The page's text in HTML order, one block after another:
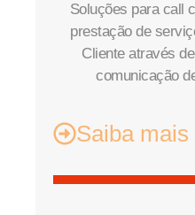
Soluções para call
prestação de
Cliente através
comunicação
Saiba mais